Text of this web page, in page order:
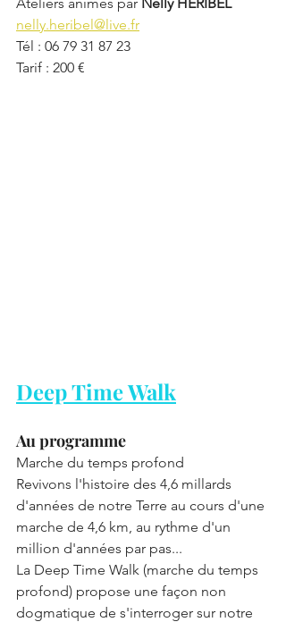
nelly.heribel@live.fr
Tél : 06 79 31 87 23
Tarif : 200 €
Deep Time Walk
Au programme
Marche du temps profond
Revivons l'histoire des 4,6 millards
d'années de notre Terre au cours d'une
marche de 4,6 km, au rythme d'un
million d'années par pas...
La Deep Time Walk (marche du temps
profond) propose une façon non
dogmatique de s'interroger sur notre